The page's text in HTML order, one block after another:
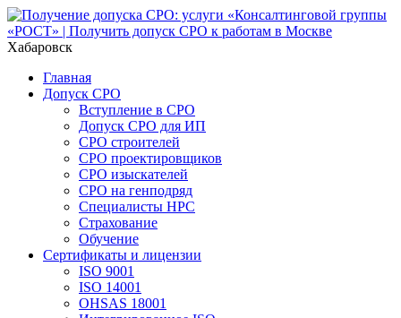
Хабаровск
Главная
Допуск СРО
Вступление в СРО
Допуск СРО для ИП
СРО строителей
СРО проектировщиков
СРО изыскателей
СРО на генподряд
Специалисты НРС
Страхование
Обучение
Сертификаты и лицензии
ISO 9001
ISO 14001
OHSAS 18001